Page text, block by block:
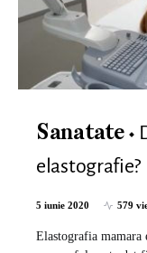
Sanatate
elastografie?
5 iunie 2020 579
Elastografia mamara